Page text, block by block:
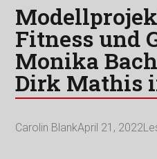
Fitness und
Monika
Dirk Mathis
Carolin BlankApril 21, 2022